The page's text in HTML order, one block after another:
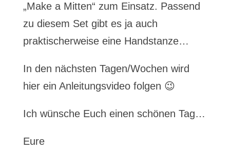
„Make a Mitten“ zum Einsatz. Passend
zu diesem Set gibt es ja auch
praktischerweise eine Handstanze…
In den nächsten Tagen/Wochen wird
hier ein Anleitungsvideo folgen 😉
Ich wünsche Euch einen schönen Tag…
Eure